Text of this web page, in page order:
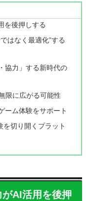
を後押しする
はなく最適化”する
協力」する新時代の
限に広がる可能性
ーム体験をサポート
を切り開くプラット
AI活用を後押